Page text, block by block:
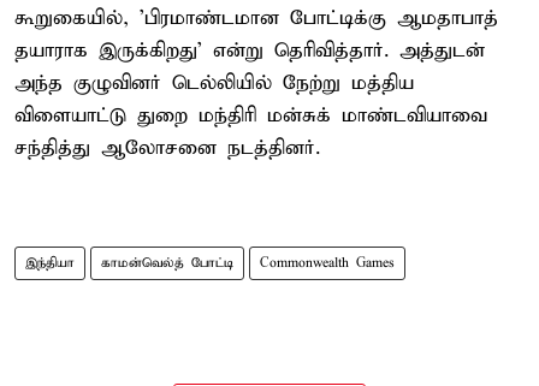
கூறுகையில், 'பிரமாண்டமான போட்டிக்கு ஆமதாபாத்
தயாராக இருக்கிறது' என்று தெரிவித்தார். அத்துடன்
அந்த குழுவினர் டெல்லியில் நேற்று மத்திய
விளையாட்டு துறை மந்திரி மன்சுக் மாண்டவியாவை
சந்தித்து ஆலோசனை நடத்தினர்.
இந்தியா காமன்வெல்த் போட்டி Commonwealth Games